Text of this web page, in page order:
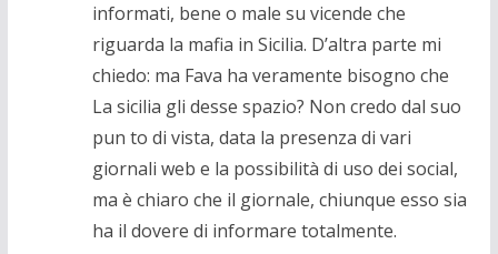
informati, bene o male su vicende che
riguarda la mafia in Sicilia. D’altra parte mi
chiedo: ma Fava ha veramente bisogno che
La sicilia gli desse spazio? Non credo dal suo
pun to di vista, data la presenza di vari
giornali web e la possibilità di uso dei social,
ma è chiaro che il giornale, chiunque esso sia
ha il dovere di informare totalmente.